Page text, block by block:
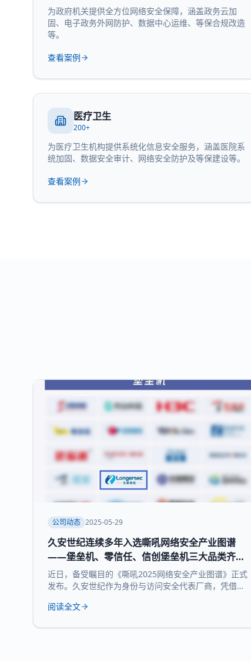
为政府机关提供全方位网络安全保障，涵盖政务云加
固、电子政务外网防护、数据中心运维、等保合规改造
等。
查看案例
医疗卫生
200+
为医疗卫生机构提供系统化信息安全服务，涵盖医院系
统加固、数据安全审计、网络安全防护及等保建设等。
查看案例
公司动态 2025-05-29
久安世纪连续多年入选嘶吼网络安全产业图谱
——堡垒机、零信任、信创堡垒机三大品类齐获
权威认可
近日，备受瞩目的《嘶吼2025网络安全产业图谱》正式
发布。久安世纪作为身份与访问安全代表厂商，凭借其
实力入选 堡垒机、零信任、信创堡垒机 三大细分领域，
阅读全文